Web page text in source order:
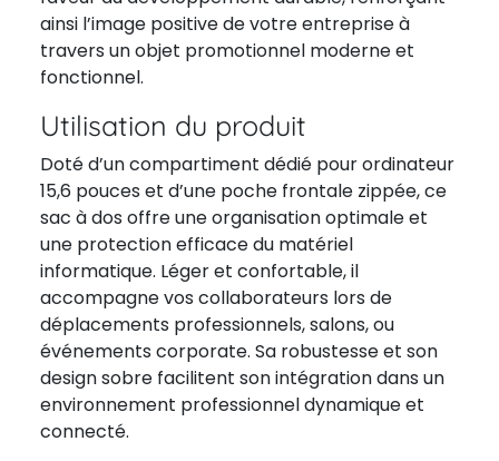
ainsi l’image positive de votre entreprise à
travers un objet promotionnel moderne et
fonctionnel.
Utilisation du produit
Doté d’un compartiment dédié pour ordinateur
15,6 pouces et d’une poche frontale zippée, ce
sac à dos offre une organisation optimale et
une protection efficace du matériel
informatique. Léger et confortable, il
accompagne vos collaborateurs lors de
déplacements professionnels, salons, ou
événements corporate. Sa robustesse et son
design sobre facilitent son intégration dans un
environnement professionnel dynamique et
connecté.